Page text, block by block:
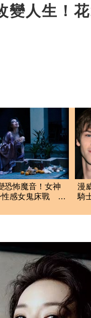
變人生！
恐怖魔音！女神
性感女鬼床戰
漫
騎